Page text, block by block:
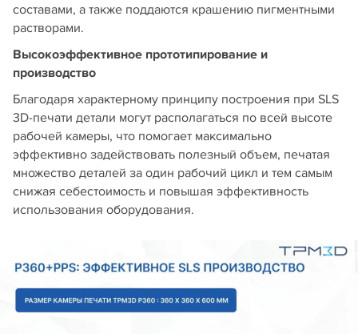
составами, а также поддаются крашению пигментными
растворами.
Высокоэффективное прототипирование и
производство
Благодаря характерному принципу построения при SLS
3D-печати детали могут располагаться по всей высоте
рабочей камеры, что помогает максимально
эффективно задействовать полезный объем, печатая
множество деталей за один рабочий цикл и тем самым
снижая себестоимость и повышая эффективность
использования оборудования.